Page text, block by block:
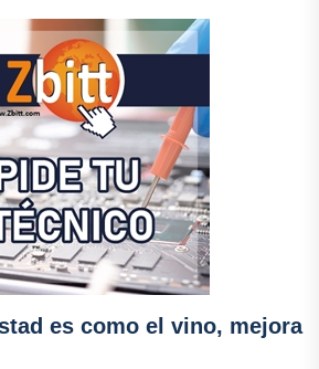
es como el vino, mejora